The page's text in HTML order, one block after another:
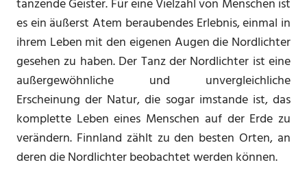
tanzende Geister. Für eine Vielzahl von Menschen ist
es ein äußerst Atem beraubendes Erlebnis, einmal in
ihrem Leben mit den eigenen Augen die Nordlichter
gesehen zu haben. Der Tanz der Nordlichter ist eine
außergewöhnliche und unvergleichliche
Erscheinung der Natur, die sogar imstande ist, das
komplette Leben eines Menschen auf der Erde zu
verändern. Finnland zählt zu den besten Orten, an
deren die Nordlichter beobachtet werden können.